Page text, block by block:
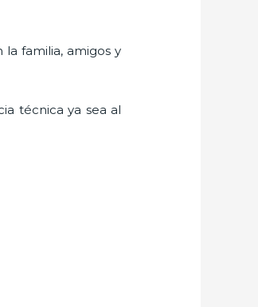
familia, amigos y
técnica ya sea al